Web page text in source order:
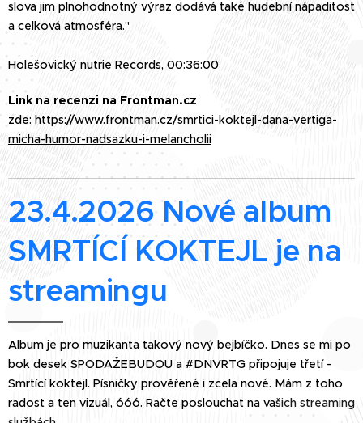
slova jim plnohodnotný výraz dodává také hudební nápaditost
a celková atmosféra."
Holešovický nutrie Records, 00:36:00
Link na recenzi na Frontman.cz
zde: https://www.frontman.cz/smrtici-koktejl-dana-vertiga-
micha-humor-nadsazku-i-melancholii
23.4.2026 Nové album
SMRTÍCÍ KOKTEJL je na
streamingu
Album je pro muzikanta takový nový bejbíčko. Dnes se mi po
bok desek SPODAŽEBUDOU a #DNVRTG připojuje třetí -
Smrtící koktejl. Písničky prověřené i zcela nové. Mám z toho
radost a ten vizuál, óóó. Račte poslouchat na vašich streaming